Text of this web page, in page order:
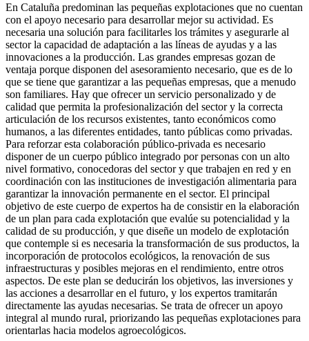
En Cataluña predominan las pequeñas explotaciones que no cuentan
con el apoyo necesario para desarrollar mejor su actividad. Es
necesaria una solución para facilitarles los trámites y asegurarle al
sector la capacidad de adaptación a las líneas de ayudas y a las
innovaciones a la producción. Las grandes empresas gozan de
ventaja porque disponen del asesoramiento necesario, que es de lo
que se tiene que garantizar a las pequeñas empresas, que a menudo
son familiares. Hay que ofrecer un servicio personalizado y de
calidad que permita la profesionalización del sector y la correcta
articulación de los recursos existentes, tanto económicos como
humanos, a las diferentes entidades, tanto públicas como privadas.
Para reforzar esta colaboración público-privada es necesario
disponer de un cuerpo público integrado por personas con un alto
nivel formativo, conocedoras del sector y que trabajen en red y en
coordinación con las instituciones de investigación alimentaria para
garantizar la innovación permanente en el sector. El principal
objetivo de este cuerpo de expertos ha de consistir en la elaboración
de un plan para cada explotación que evalúe su potencialidad y la
calidad de su producción, y que diseñe un modelo de explotación
que contemple si es necesaria la transformación de sus productos, la
incorporación de protocolos ecológicos, la renovación de sus
infraestructuras y posibles mejoras en el rendimiento, entre otros
aspectos. De este plan se deducirán los objetivos, las inversiones y
las acciones a desarrollar en el futuro, y los expertos tramitarán
directamente las ayudas necesarias. Se trata de ofrecer un apoyo
integral al mundo rural, priorizando las pequeñas explotaciones para
orientarlas hacia modelos agroecológicos.